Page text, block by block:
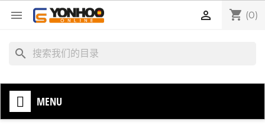
 shopping_cart (0)

search
MENU